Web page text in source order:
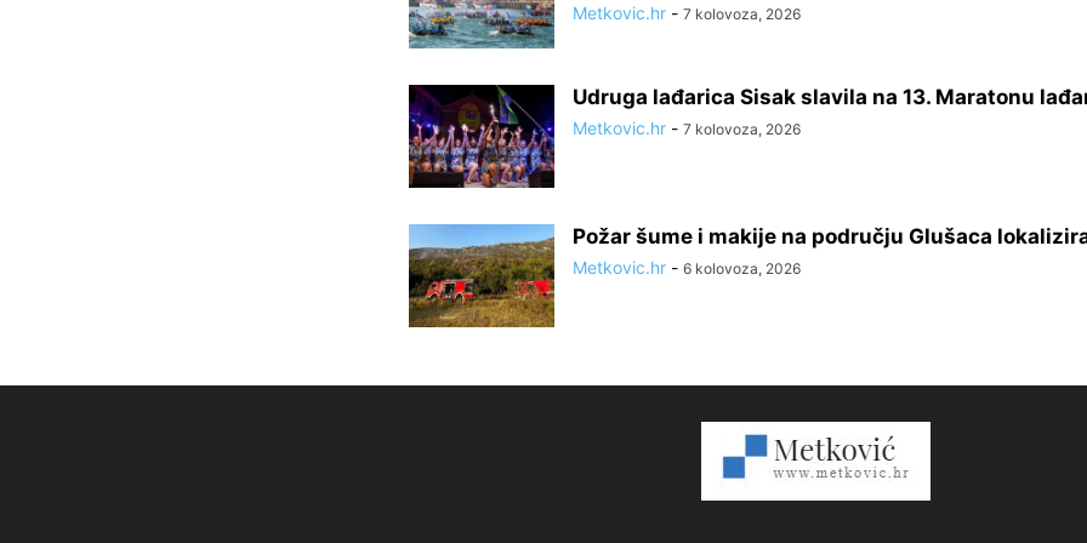
Metkovic.hr - 7 kolovoza, 2026
Udruga lađarica Sisak slavila na 13. Maratonu
Metkovic.hr - 7 kolovoza, 2026
Požar šume i makije na području Glušaca
Metkovic.hr - 6 kolovoza, 2026